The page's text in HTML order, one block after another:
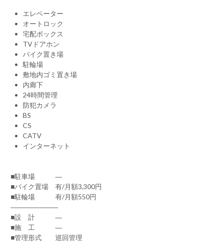
エレベーター
オートロック
宅配ボックス
TVドアホン
バイク置き場
駐輪場
敷地内ゴミ置き場
内廊下
24時間管理
防犯カメラ
BS
CS
CATV
インターネット
■駐車場 ―
■バイク置場 有/月額3,300円
■駐輪場 有/月額550円
―――――――
■設 計 ―
■施 工 ―
■管理形式 巡回管理